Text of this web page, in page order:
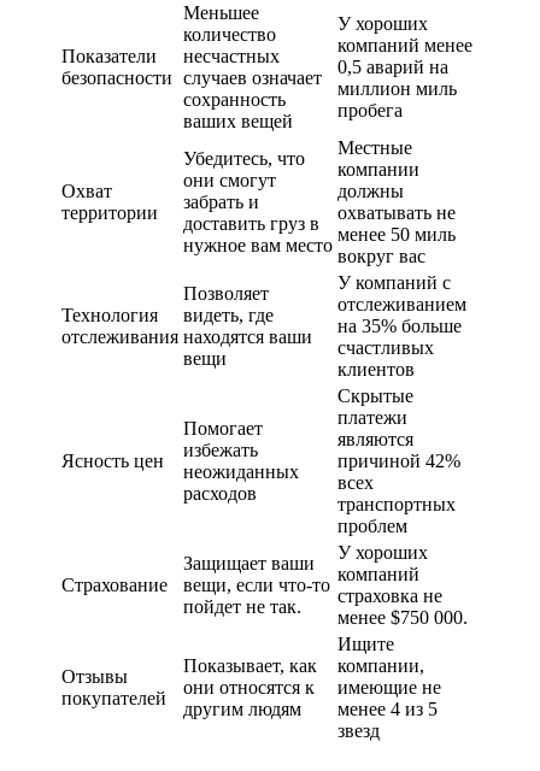
Показатели
безопасности
Меньшее
количество
несчастных
случаев означает
сохранность
ваших вещей
У хороших
компаний менее
0,5 аварий на
миллион миль
пробега
Охват
территории
Убедитесь, что
они смогут
забрать и
доставить груз в
нужное вам место
Местные
компании
должны
охватывать не
менее 50 миль
вокруг вас
Технология
отслеживания
Позволяет
видеть, где
находятся ваши
вещи
У компаний с
отслеживанием
на 35% больше
счастливых
клиентов
Ясность цен
Помогает
избежать
неожиданных
расходов
Скрытые
платежи
являются
причиной 42%
всех
транспортных
проблем
Страхование
Защищает ваши
вещи, если что-то
пойдет не так.
У хороших
компаний
страховка не
менее $750 000.
Отзывы
покупателей
Показывает, как
они относятся к
другим людям
Ищите
компании,
имеющие не
менее 4 из 5
звезд